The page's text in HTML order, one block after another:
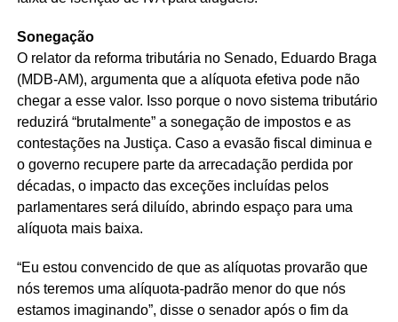
Sonegação
O relator da reforma tributária no Senado, Eduardo Braga
(MDB-AM), argumenta que a alíquota efetiva pode não
chegar a esse valor. Isso porque o novo sistema tributário
reduzirá “brutalmente” a sonegação de impostos e as
contestações na Justiça. Caso a evasão fiscal diminua e
o governo recupere parte da arrecadação perdida por
décadas, o impacto das exceções incluídas pelos
parlamentares será diluído, abrindo espaço para uma
alíquota mais baixa.
“Eu estou convencido de que as alíquotas provarão que
nós teremos uma alíquota-padrão menor do que nós
estamos imaginando”, disse o senador após o fim da